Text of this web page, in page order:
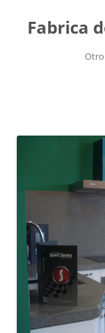
Fabrica